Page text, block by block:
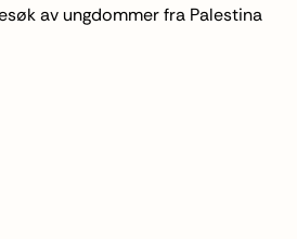
av ungdommer fra Palestina